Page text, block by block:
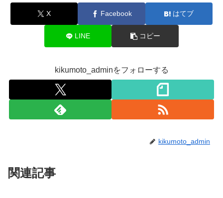
X Facebook はてブ
LINE コピー
kikumoto_adminをフォローする
kikumoto_admin
関連記事